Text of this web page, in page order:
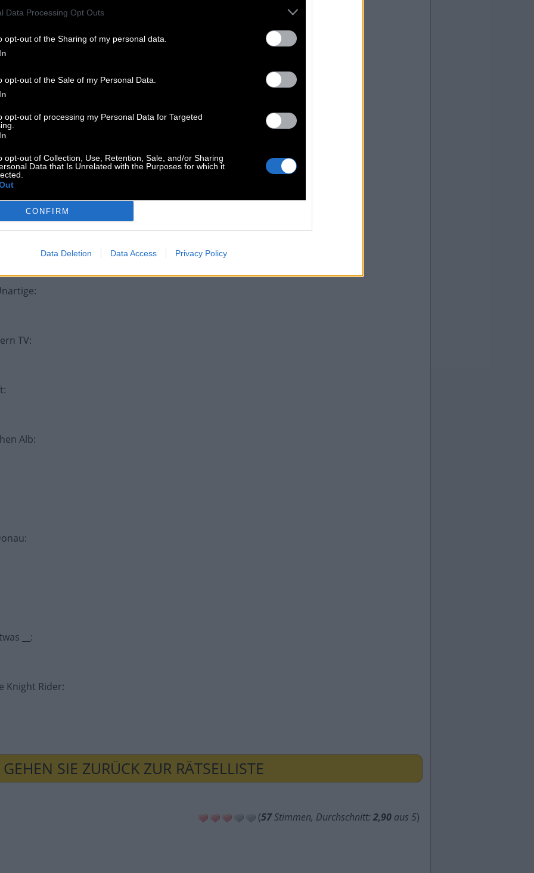
Data Processing Opt Outs
opt-out of the Sharing of my personal data.
opt-out of the Sale of my Personal Data.
opt-out of processing my Personal Data for Targeted
opt-out of Collection, Use, Retention, Sale, and/or Sharing
Data that Is Unrelated with the Purposes for which it
CONFIRM
Data Deletion Data Access Privacy Policy
:
diese
:
:
TV:
:
Alb:
:
__ :
Knight Rider:
GEHEN SIE ZURÜCK ZUR RÄTSELLISTE
(57Stimmen, Durchschnitt: 2,90 aus 5)